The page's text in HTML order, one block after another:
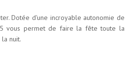
Dotée d'une incroyable autonomie de
5 vous permet de faire la fête toute la
nuit.